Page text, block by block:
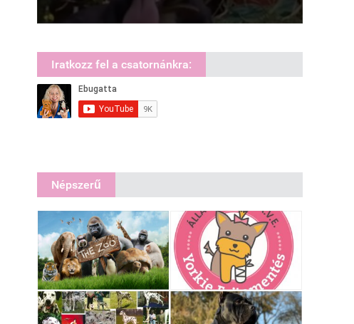
Iratkozz fel a csatornánkra:
Népszerű